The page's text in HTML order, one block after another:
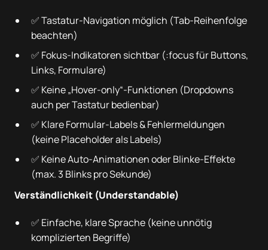
✅ Tastatur-Navigation möglich (Tab-Reihenfolge
beachten)
✅ Fokus-Indikatoren sichtbar (:focus für Buttons,
Links, Formulare)
✅ Keine „Hover-only“-Funktionen (Dropdowns
auch per Tastatur bedienbar)
✅ Klare Formular-Labels & Fehlermeldungen
(keine Placeholder als Labels)
✅ Keine Auto-Animationen oder Blinke-Effekte
(max. 3 Blinks pro Sekunde)
Verständlichkeit (Understandable)
✅ Einfache, klare Sprache (keine unnötig
komplizierten Begriffe)